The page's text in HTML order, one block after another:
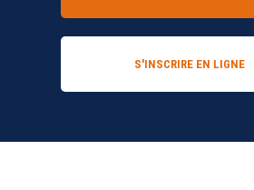
S'INSCRIRE EN LIGNE